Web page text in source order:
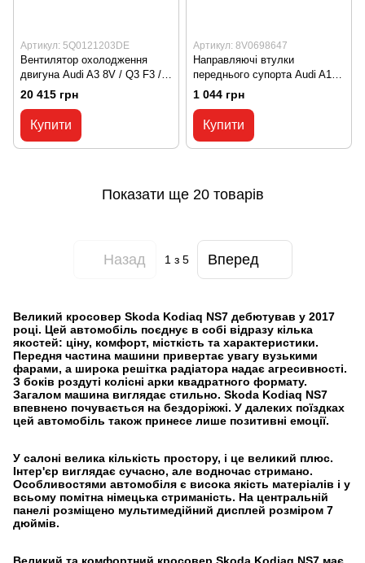
Артикул: 5Q0121203DE
Вентилятор охолодження
двигуна Audi A3 8V / Q3 F3 /
TT MK3 / VW Golf 7 / Passat
B8 / Tiguan 2 / T-Roc A11
5Q0121203DE, 5Q0 121 203
DE
20 415 грн
Купити
Артикул: 8V0698647
Направляючі втулки
переднього супорта Audi A1
8X1 / A3 8V / A4 B9 / A5 B9 /
Q3 F3 / RS3 8V / VW Arteon
8V0698647, 8V0 698 647
1 044 грн
Купити
Показати ще 20 товарів
Назад 1з 5 Вперед
Великий кросовер Skoda Kodiaq NS7 дебютував у 2017
році. Цей автомобіль поєднує в собі відразу кілька
якостей: ціну, комфорт, місткість та характеристики.
Передня частина машини привертає увагу вузькими
фарами, а широка решітка радіатора надає агресивності.
З боків роздуті колісні арки квадратного формату.
Загалом машина виглядає стильно. Skoda Kodiaq NS7
впевнено почувається на бездоріжжі. У далеких поїздках
цей автомобіль також принесе лише позитивні емоції.
У салоні велика кількість простору, і це великий плюс.
Інтер'єр виглядає сучасно, але водночас стримано.
Особливостями автомобіля є висока якість матеріалів і у
всьому помітна німецька стриманість. На центральній
панелі розміщено мультимедійний дисплей розміром 7
дюймів.